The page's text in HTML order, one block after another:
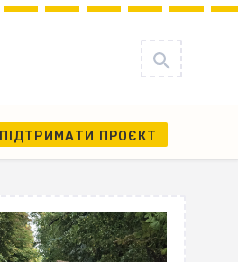
ПІДТРИМАТИ ПРОЄКТ